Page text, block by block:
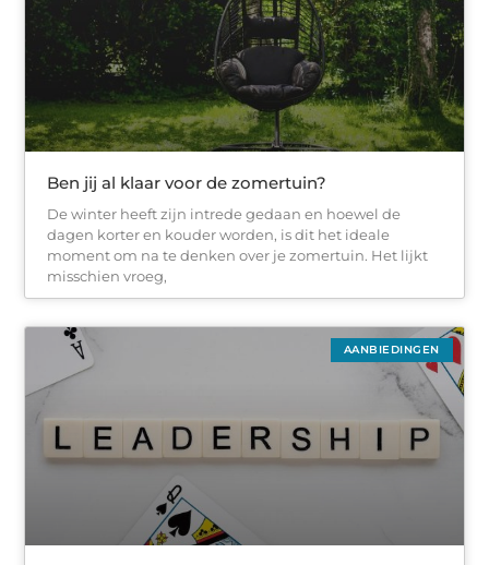
Ben jij al klaar voor de zomertuin?
De winter heeft zijn intrede gedaan en hoewel de
dagen korter en kouder worden, is dit het ideale
moment om na te denken over je zomertuin. Het lijkt
misschien vroeg,
AANBIEDINGEN